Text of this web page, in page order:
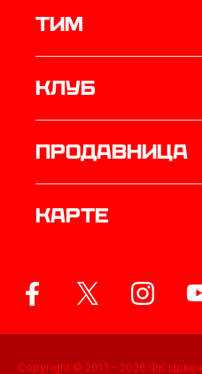
ТИМ
Клуб
продавница
Карте
Copyright © 2011 - 2026 ФК